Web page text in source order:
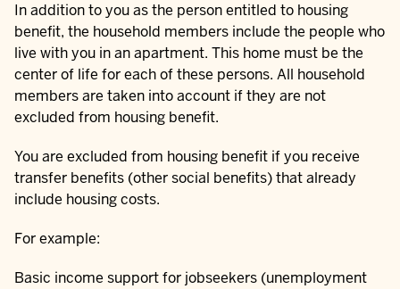
In addition to you as the person entitled to housing
benefit, the household members include the people who
live with you in an apartment. This home must be the
center of life for each of these persons. All household
members are taken into account if they are not
excluded from housing benefit.
You are excluded from housing benefit if you receive
transfer benefits (other social benefits) that already
include housing costs.
For example:
Basic income support for jobseekers (unemployment